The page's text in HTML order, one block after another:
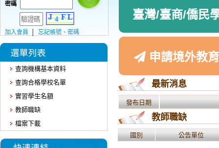
密碼
加入會員 忘記帳號、密碼
查詢機構基本資料
查詢合格學校名單
實習學生名額
教師職缺
檔案下載
臺灣/臺商/僑民
申請境外教
最新消息
發布日期
教師職缺
國別 公告單位